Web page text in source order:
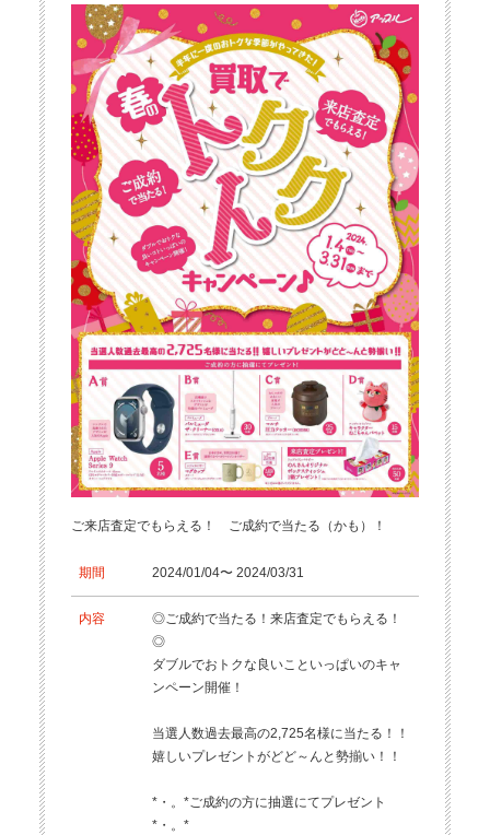
ご来店査定でもらえる！ ご成約で当たる（かも）！
期間 2024/01/04〜 2024/03/31
内容
◎ご成約で当たる！来店査定でもらえる！
◎
ダブルでおトクな良いこといっぱいのキャ
ンペーン開催！
当選人数過去最高の2,725名様に当たる！！
嬉しいプレゼントがどど～んと勢揃い！！
*・。*ご成約の方に抽選にてプレゼント
*・。*